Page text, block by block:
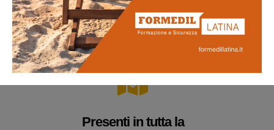
delle malattie professionali. Ci impegniamo
nell'obiettivo di potenziare la vostra salute e il vostro
benessere generale.
Presenti in tutta la